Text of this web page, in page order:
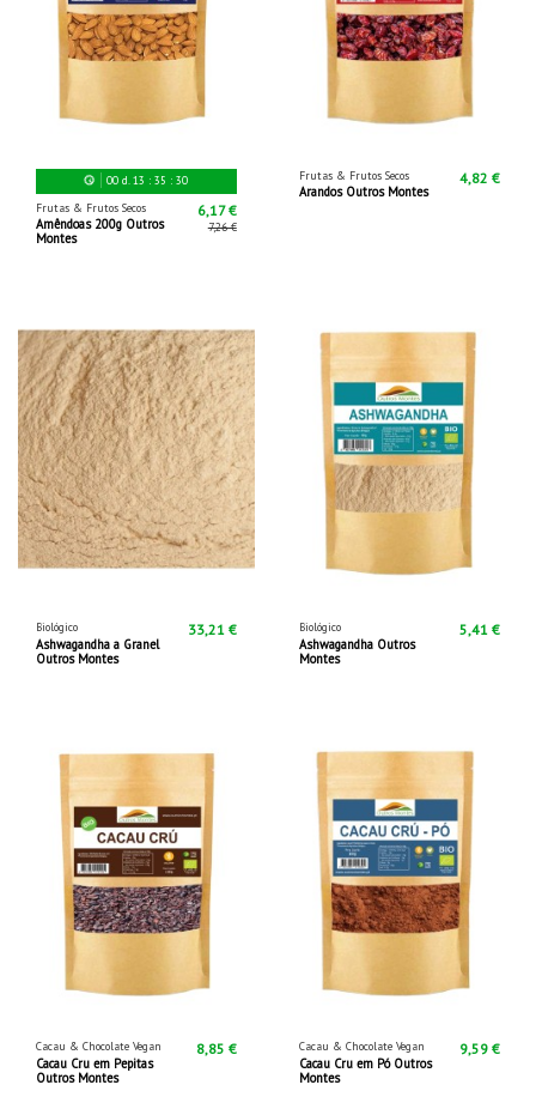
00d. 13 : 35 : 29
Frutas & Frutos Secos
Amêndoas 200g Outros
Montes
6,17 €
7,26 €
Frutas & Frutos Secos
Arandos Outros Montes
4,82 €
Biológico
Ashwagandha a Granel
Outros Montes
33,21 € Biológico
Ashwagandha Outros
Montes
5,41 €
Cacau & Chocolate Vegan
Cacau Cru em Pepitas
Outros Montes
8,85 € Cacau & Chocolate Vegan
Cacau Cru em Pó Outros
Montes
9,59 €